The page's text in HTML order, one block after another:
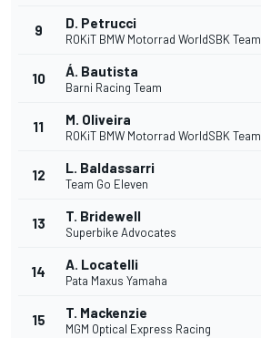
9 D. Petrucci
ROKiT BMW Motorrad WorldSBK Team
10 Á. Bautista
Barni Racing Team
11 M. Oliveira
ROKiT BMW Motorrad WorldSBK Team
12 L. Baldassarri
Team Go Eleven
13 T. Bridewell
Superbike Advocates
14 A. Locatelli
Pata Maxus Yamaha
15 T. Mackenzie
MGM Optical Express Racing